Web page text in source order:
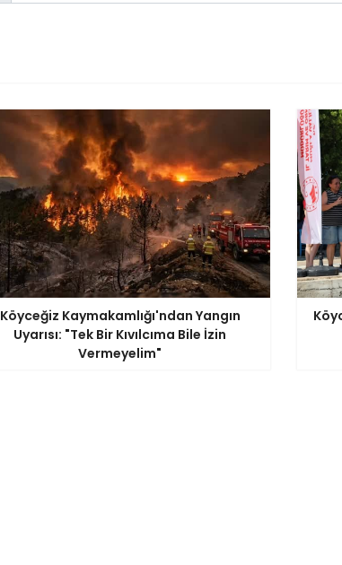
Köyceğiz Kaymakamlığı'ndan Yangın
Uyarısı: "Tek Bir Kıvılcıma Bile İzin
Vermeyelim"